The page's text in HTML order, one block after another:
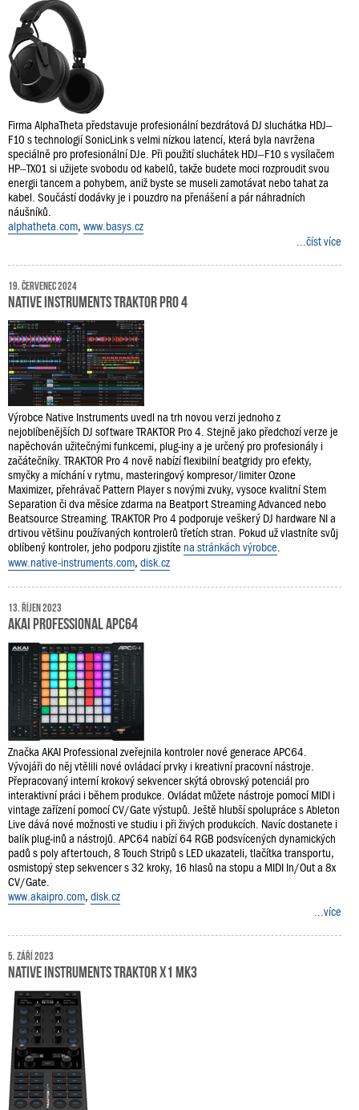
Firma AlphaTheta představuje profesionální bezdrátová DJ sluchátka HDJ–
F10 s technologií SonicLink s velmi nízkou latencí, která byla navržena
speciálně pro profesionální DJe. Při použití sluchátek HDJ–F10 s vysílačem
HP–TX01 si užijete svobodu od kabelů, takže budete moci rozproudit svou
energii tancem a pohybem, aniž byste se museli zamotávat nebo tahat za
kabel. Součástí dodávky je i pouzdro na přenášení a pár náhradních
náušníků.
alphatheta.com, www.basys.cz
...číst více
19. červenec 2024
Native Instruments TRAKTOR Pro 4
Výrobce Native Instruments uvedl na trh novou verzi jednoho z
nejoblíbenějších DJ software TRAKTOR Pro 4. Stejně jako předchozí verze je
napěchován užitečnými funkcemi, plug-iny a je určený pro profesionály i
začátečníky. TRAKTOR Pro 4 nově nabízí flexibilní beatgridy pro efekty,
smyčky a míchání v rytmu, masteringový kompresor/limiter Ozone
Maximizer, přehrávač Pattern Player s novými zvuky, vysoce kvalitní Stem
Separation či dva měsíce zdarma na Beatport Streaming Advanced nebo
Beatsource Streaming. TRAKTOR Pro 4 podporuje veškerý DJ hardware NI a
drtivou většinu používaných kontrolerů třetích stran. Pokud už vlastníte svůj
oblíbený kontroler, jeho podporu zjistíte na stránkách výrobce
www.native-instruments.com, disk.cz
13. říjen 2023
AKAI Professional APC64
Značka AKAI Professional zveřejnila kontroler nové generace APC64.
Vývojáři do něj vtělili nové ovládací prvky i kreativní pracovní nástroje.
Přepracovaný interní krokový sekvencer skýtá obrovský potenciál pro
interaktivní práci i během produkce. Ovládat můžete nástroje pomocí MIDI i
vintage zařízení pomocí CV/Gate výstupů. Ještě hlubší spolupráce s Ableton
Live dává nové možnosti ve studiu i při živých produkcích. Navíc dostanete i
balík plug-inů a nástrojů. APC64 nabízí 64 RGB podsvícených dynamických
padů s poly aftertouch, 8 Touch Stripů s LED ukazateli, tlačítka transportu,
osmistopý step sekvencer s 32 kroky, 16 hlasů na stopu a MIDI In/Out a 8x
CV/Gate.
www.akaipro.com, disk.cz
...více
5. září 2023
Native Instruments TRAKTOR X1 MK3